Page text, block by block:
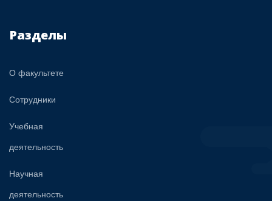
Разделы
О факультете
Сотрудники
Учебная
деятельность
Научная
деятельность